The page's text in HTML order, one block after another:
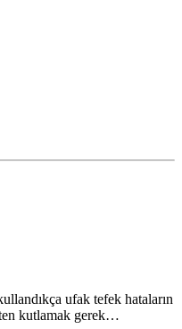
ufak tefek hataların
kutlamak gerek…